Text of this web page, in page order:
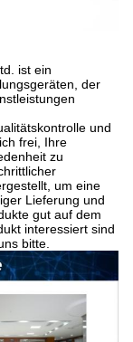
ist ein
der
und
frei, Ihre
zu
um eine
Lieferung und
gut auf dem
interessiert sind
bitte.